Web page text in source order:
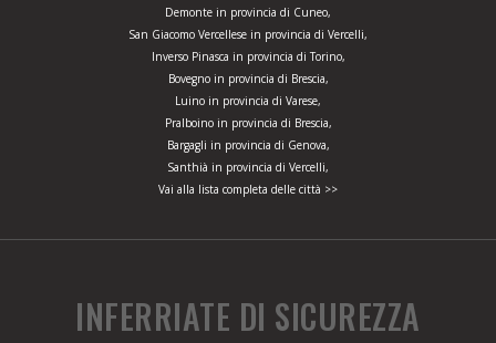
Demonte in provincia di Cuneo,
San Giacomo Vercellese in provincia di Vercelli,
Inverso Pinasca in provincia di Torino,
Bovegno in provincia di Brescia,
Luino in provincia di Varese,
Pralboino in provincia di Brescia,
Bargagli in provincia di Genova,
Santhià in provincia di Vercelli,
Vai alla lista completa delle città >>
INFERRIATE DI SICUREZZA